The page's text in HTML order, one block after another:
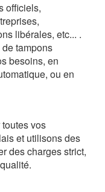
officiels,
libérales, etc... .
tampons
besoins, en
ou en
vos
et utilisons des
des charges strict,